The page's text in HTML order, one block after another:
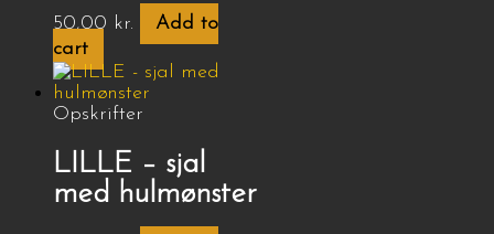
50,00 kr.
Add to
cart
Opskrifter
LILLE – sjal
med hulmønster